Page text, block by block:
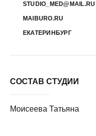
STUDIO_MED@MAIL.RU
MAIBURO.RU
ЕКАТЕРИНБУРГ
СОСТАВ СТУДИИ
Моисеева Татьяна